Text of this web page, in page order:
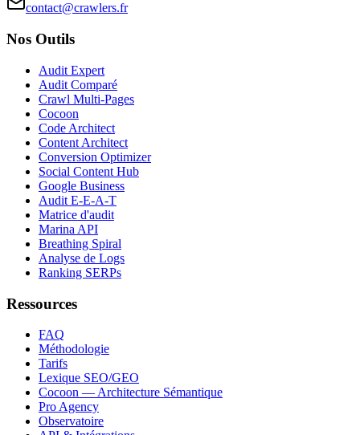
contact@crawlers.fr
Nos Outils
Audit Expert
Audit Comparé
Crawl Multi-Pages
Cocoon
Code Architect
Content Architect
Conversion Optimizer
Social Content Hub
Google Business
Audit E-E-A-T
Matrice d'audit
Marina API
Breathing Spiral
Analyse de Logs
Ranking SERPs
Ressources
FAQ
Méthodologie
Tarifs
Lexique SEO/GEO
Cocoon — Architecture Sémantique
Pro Agency
Observatoire